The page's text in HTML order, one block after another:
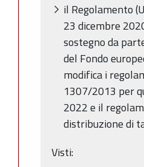
il Regolamento
23 dicembre
sostegno da
del Fondo
modifica i
1307/2013 per
2022 e il
distribuzione di
Visti: